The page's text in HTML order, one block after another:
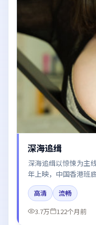
深海追缉
深海追缉以惊悚为主
年上映，中国香港班
宇、杨幂、周冬雨在
一，配乐与剪辑强化
高清
流畅
3.7万
122个月前